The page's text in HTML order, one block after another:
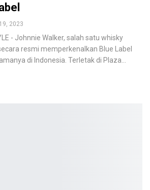
2023
- Johnnie Walker, salah satu whisky
resmi memperkenalkan Blue Label
di Indonesia. Terletak di Plaza…